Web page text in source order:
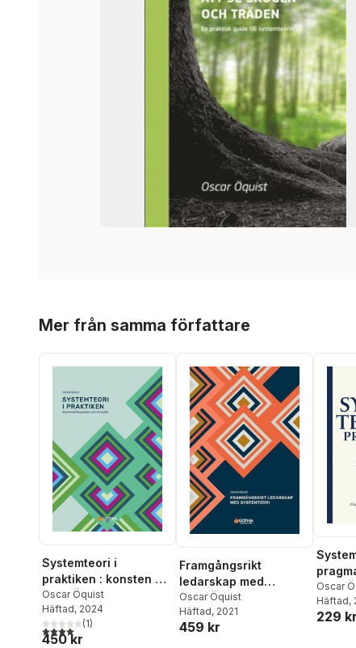
Mer från samma författare
Systemteori i
praktiken : konsten att
lösa problem och nå
resultat
Oscar Öquist
Häftad, 2024
4,0utav 5 stjärnor. Totalt antal röster:
(1)
450 kr
Framgångsrikt
ledarskap med
systemteori
Oscar Öquist
Häftad, 2021
459 kr
att
Oscar
Häftad,
229 kr